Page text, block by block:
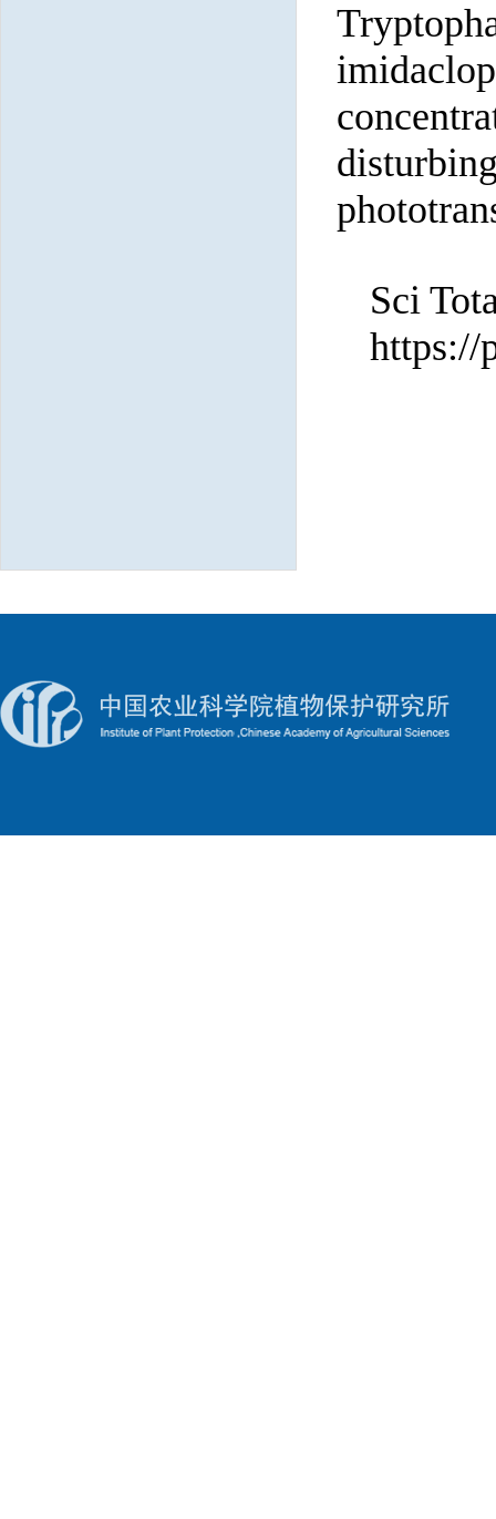
Sci
https://